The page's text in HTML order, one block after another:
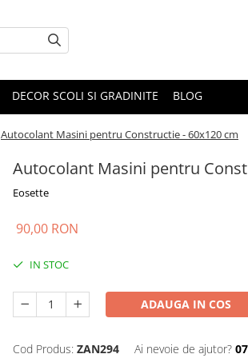
DECOR SCOLI SI GRADINITE BLOG
Autocolant Masini pentru Constructie - 60x120 cm
Autocolant Masini pentru
Eosette
90,00 RON
IN STOC
ADAUGA IN COS
Cod Produs: ZAN294 Ai nevoie de ajutor?